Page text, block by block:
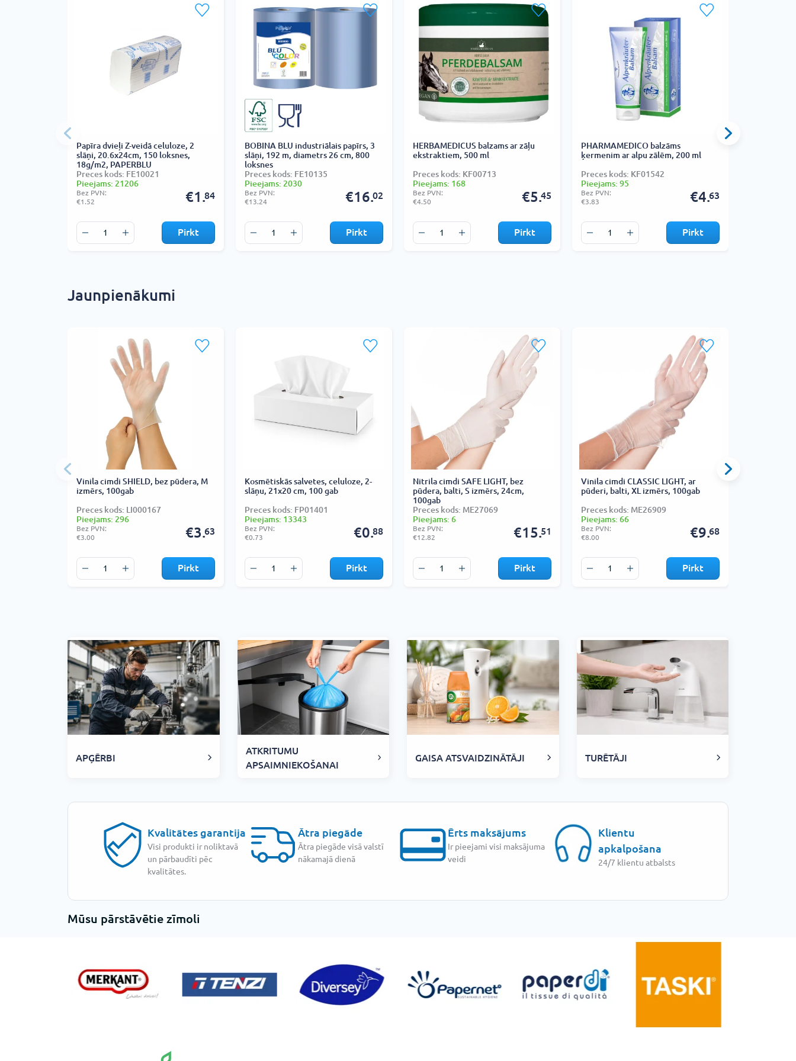
Papīra dvieļi Z-veidā celuloze, 2
slāņi, 20.6x24cm, 150 loksnes,
18g/m2, PAPERBLU
Preces kods: FE10021
Pieejams: 21206
Bez PVN:
€1.52
€1.84
Pirkt
BOBINA BLU industriālais papīrs, 3
slāņi, 192 m, diametrs 26 cm, 800
loksnes
Preces kods: FE10135
Pieejams: 2030
Bez PVN:
€13.24
€16.02
Pirkt
HERBAMEDICUS balzams ar zāļu
ekstraktiem, 500 ml
Preces kods: KF00713
Pieejams: 168
Bez PVN:
€4.50
€5.45
Pirkt
PHARMAMEDICO balzāms
ķermenim ar alpu zālēm, 200 ml
Preces kods: KF01542
Pieejams: 95
Bez PVN:
€3.83
€4.63
Pirkt
Jaunpienākumi
Vinila cimdi SHIELD, bez pūdera, M
izmērs, 100gab
Preces kods: LI000167
Pieejams: 296
Bez PVN:
€3.00
€3.63
Pirkt
Kosmētiskās salvetes, celuloze, 2-
slāņu, 21x20 cm, 100 gab
Preces kods: FP01401
Pieejams: 13343
Bez PVN:
€0.73
€0.88
Pirkt
Nitrila cimdi SAFE LIGHT, bez
pūdera, balti, S izmērs, 24cm,
100gab
Preces kods: ME27069
Pieejams: 6
Bez PVN:
€12.82
€15.51
Pirkt
Vinila cimdi CLASSIC LIGHT, ar
pūderi, balti, XL izmērs, 100gab
Preces kods: ME26909
Pieejams: 66
Bez PVN:
€8.00
€9.68
Pirkt
APĢĒRBI
ATKRITUMU
APSAIMNIEKOŠANAI
GAISA ATSVAIDZINĀTĀJI TURĒTĀJI
Kvalitātes garantija
Visi produkti ir noliktavā
un pārbaudīti pēc
kvalitātes.
Ātra piegāde
Ātra piegāde visā valstī
nākamajā dienā
Ērts maksājums
Ir pieejami visi maksājuma
veidi
Klientu
apkalpošana
24/7 klientu atbalsts
Mūsu pārstāvētie zīmoli